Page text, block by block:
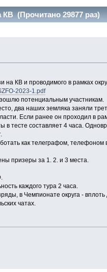
(Прочитано 29877 раз)
на КВ и проводимого в рамках
2023-1.pdf
потенциальным участникам.
два наших земляка заняли
Если ранее он проходил в
в тесте составляет 4 часа.
как телеграфом,
призеры за 1. 2. и 3 места.
каждого тура 2 часа.
в Чемпионате округа -
чатах.